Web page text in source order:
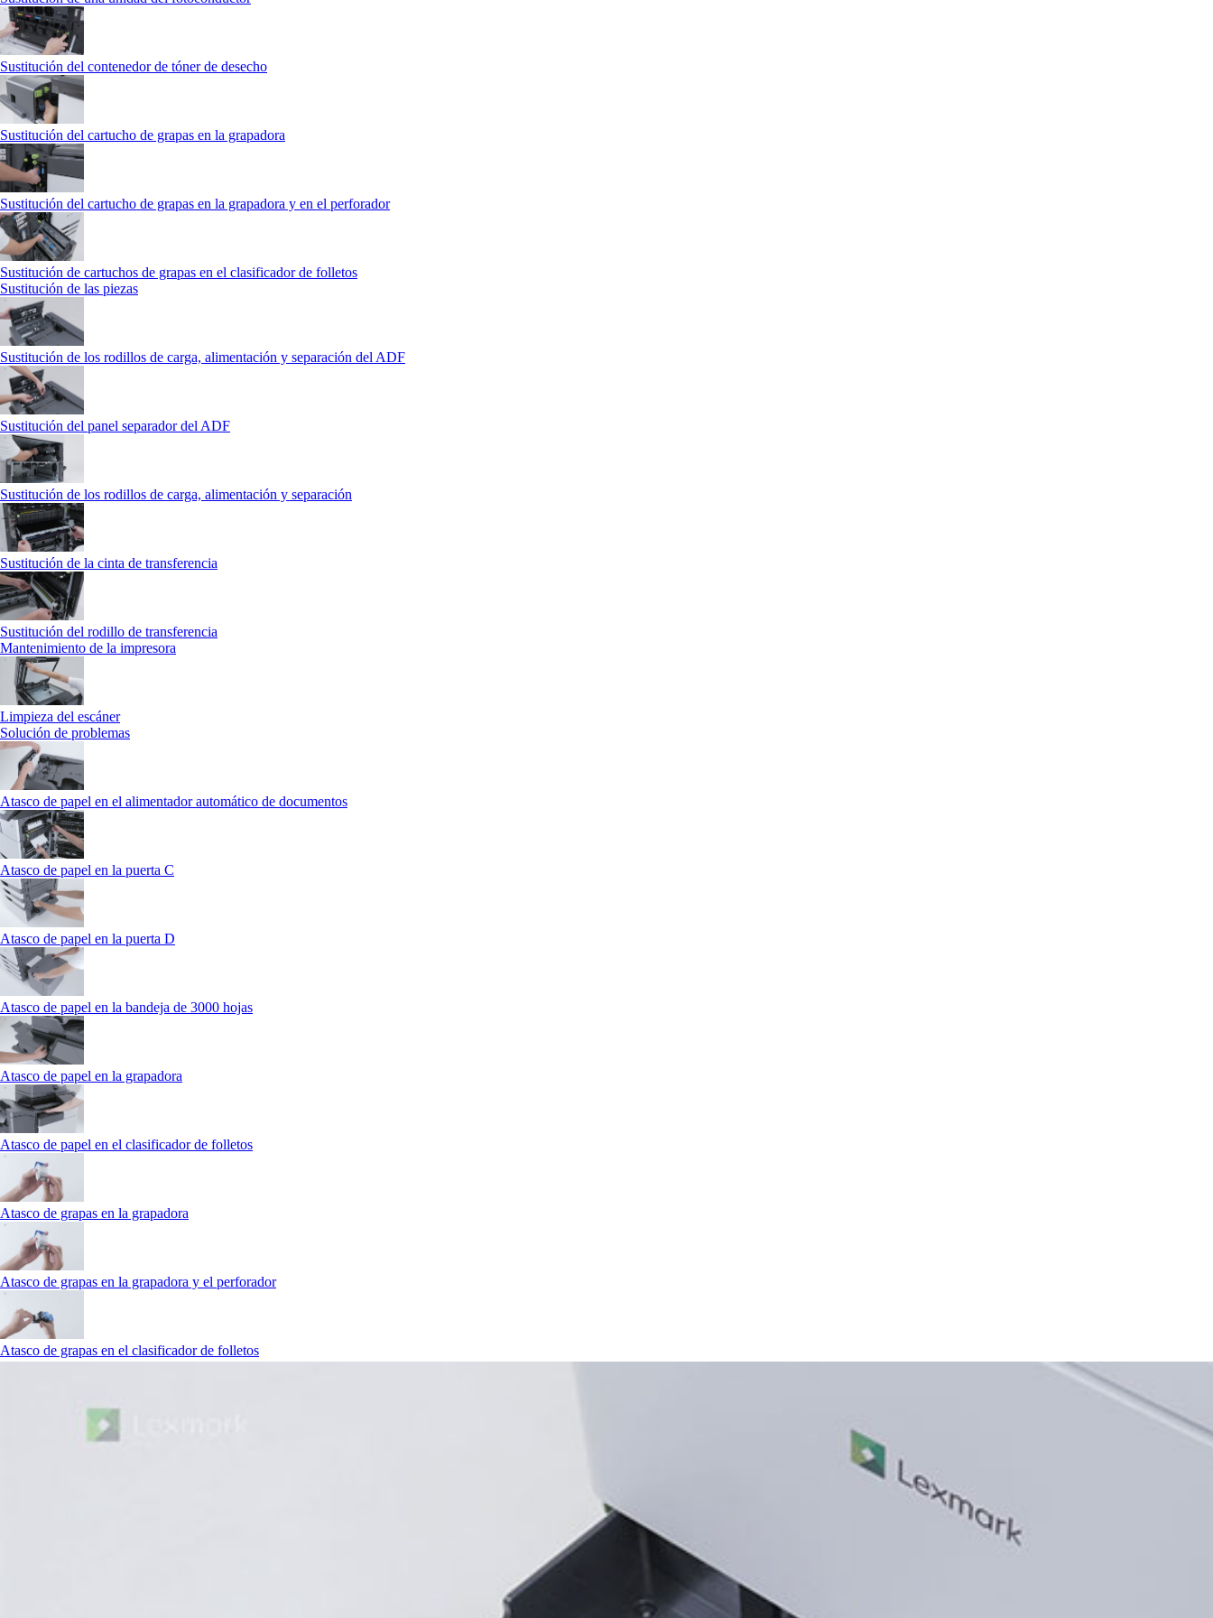
Sustitución del contenedor de tóner de desecho
Sustitución del cartucho de grapas en la grapadora
Sustitución del cartucho de grapas en la grapadora y en el perforador
Sustitución de cartuchos de grapas en el clasificador de folletos
Sustitución de las piezas
Sustitución de los rodillos de carga, alimentación y separación del ADF
Sustitución del panel separador del ADF
Sustitución de los rodillos de carga, alimentación y separación
Sustitución de la cinta de transferencia
Sustitución del rodillo de transferencia
Mantenimiento de la impresora
Limpieza del escáner
Solución de problemas
Atasco de papel en el alimentador automático de documentos
Atasco de papel en la puerta C
Atasco de papel en la puerta D
Atasco de papel en la bandeja de 3000 hojas
Atasco de papel en la grapadora
Atasco de papel en el clasificador de folletos
Atasco de grapas en la grapadora
Atasco de grapas en la grapadora y el perforador
Atasco de grapas en el clasificador de folletos